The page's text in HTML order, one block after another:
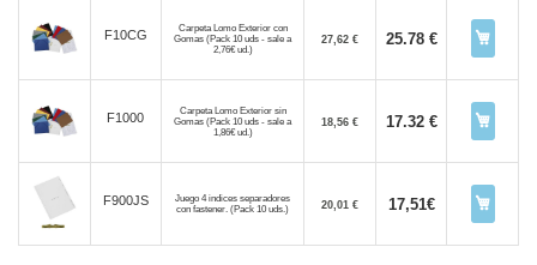
F10CG
Carpeta Lomo Exterior con
Gomas (Pack 10 uds - sale a
2,76€ ud.)
27,62 € 25.78 €
F1000
Carpeta Lomo Exterior sin
Gomas (Pack 10 uds - sale a
1,86€ ud.)
18,56 € 17.32 €
F900JS
Juego 4 indices separadores
con fastener. (Pack 10 uds.)
20,01 € 17,51€